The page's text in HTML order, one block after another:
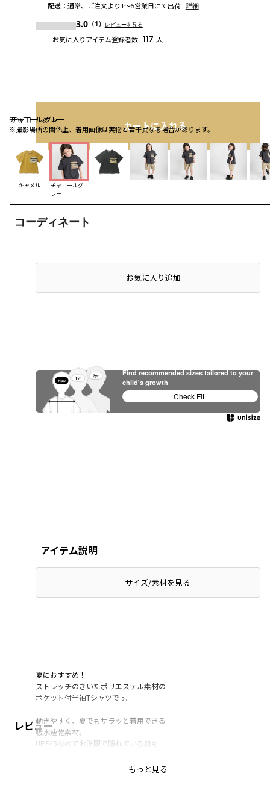
チャコールグレー
※撮影場所の関係上、着用画像は実物と若干異なる場合があります。
チャコールグレー
チャコールグレー
キャメル
チャコールグ
レー
コーディネート
レビュー
配送： 通常、ご注文より1～5営業日にて出荷 詳細
3.0（1） レビューを見る
お気に入りアイテム登録者数 117 人
カートに入れる
店頭在庫を確認するお気に入り追加
アイテム説明
サイズ/素材を見る
夏におすすめ！
ストレッチのきいたポリエステル素材の
ポケット付半袖Tシャツです。
動きやすく、夏でもサラッと着用できる
吸水速乾素材。
UPF45なのでお洋服で隠れている肌も
もっと見る
Find recommended sizes tailored to your
child's growth
Check Fit